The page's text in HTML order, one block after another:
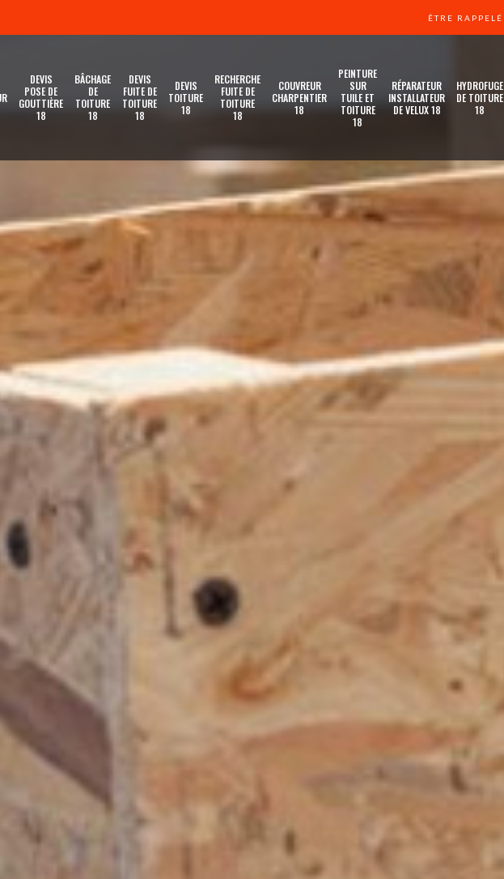
ÊTRE RAPPELÉ
DEVIS
POSE DE
GOUTTIÈRE
18
BÂCHAGE
DE
TOITURE
18
DEVIS
FUITE DE
TOITURE
18
DEVIS
TOITURE
18
RECHERCHE
FUITE DE
TOITURE
18
COUVREUR
CHARPENTIER
18
PEINTURE
SUR
TUILE ET
TOITURE
18
RÉPARATEUR
INSTALLATEUR
DE VELUX 18
HYDROFUGE
DE TOITURE
18